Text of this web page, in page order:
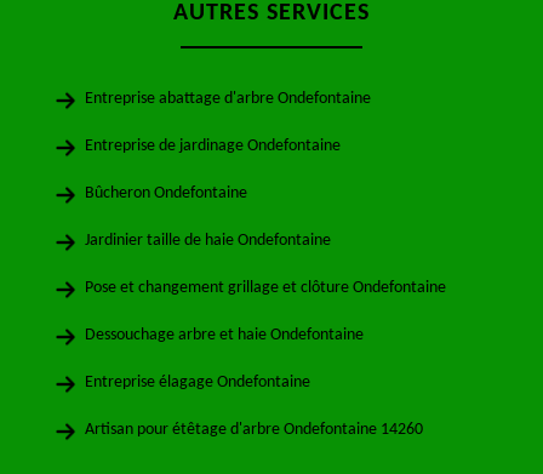
AUTRES SERVICES
Entreprise abattage d'arbre Ondefontaine
Entreprise de jardinage Ondefontaine
Bûcheron Ondefontaine
Jardinier taille de haie Ondefontaine
Pose et changement grillage et clôture Ondefontaine
Dessouchage arbre et haie Ondefontaine
Entreprise élagage Ondefontaine
Artisan pour étêtage d'arbre Ondefontaine 14260